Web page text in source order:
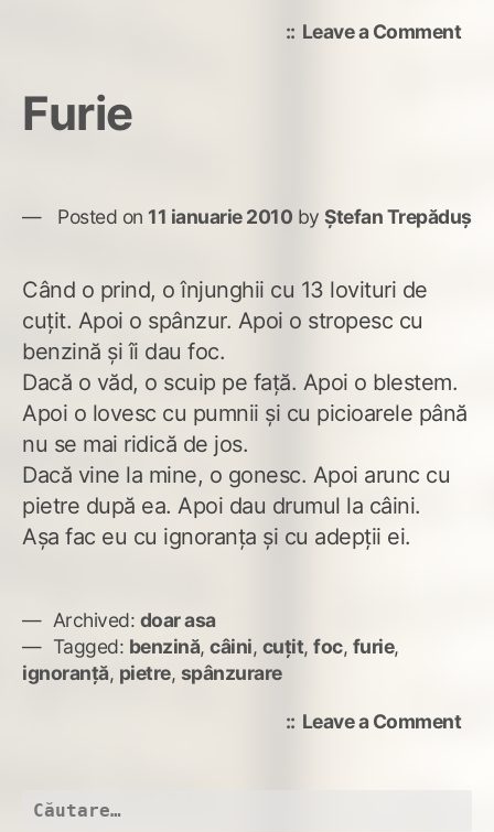
Leave a Commenton
Furie
Posted on 11 ianuarie 2010 by Ștefan Trepăduș
Când o prind, o înjunghii cu 13 lovituri de
cuţit. Apoi o spânzur. Apoi o stropesc cu
benzină şi îi dau foc.
Dacă o văd, o scuip pe faţă. Apoi o blestem.
Apoi o lovesc cu pumnii şi cu picioarele până
nu se mai ridică de jos.
Dacă vine la mine, o gonesc. Apoi arunc cu
pietre după ea. Apoi dau drumul la câini.
Aşa fac eu cu ignoranţa şi cu adepţii ei.
Archived: doar asa
Tagged: benzină, câini, cuțit, foc, furie,
ignoranţă, pietre, spânzurare
Leave a Commenton
Caută